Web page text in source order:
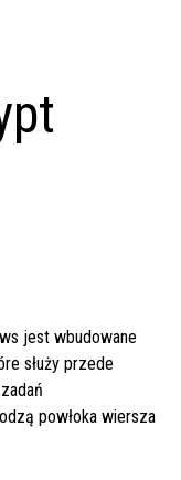
jest wbudowane
służy przede
powłoka wiersza